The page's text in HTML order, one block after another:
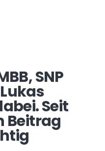
SNP
Seit
Beitrag